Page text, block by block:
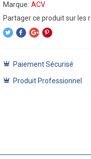
Marque: ACV
Paiement Sécurisé
Produit Professionnel